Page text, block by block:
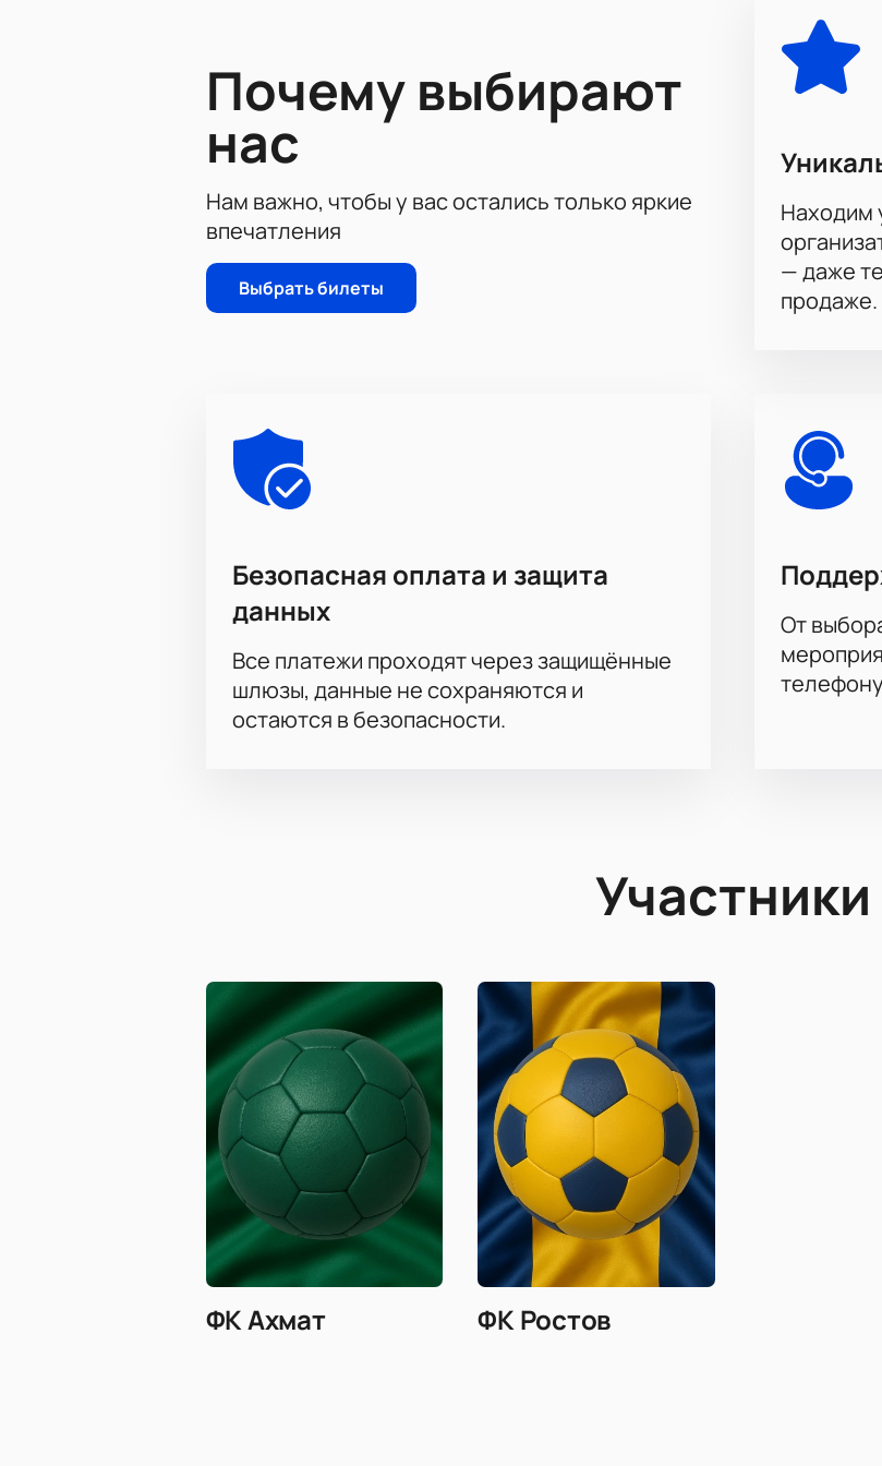
Купить билеты на матч 16-го тура чемпионата России «Ахмат» - «Ростов» можно
количество мест и оставьте заявку. После оплаты билеты поступят на вашу
Почему выбирают
нас
Нам важно, чтобы у вас остались только яркие
впечатления
Выбрать билеты
Находим
— даже
продаже.
Безопасная оплата и защита
данных
Все платежи проходят через защищённые
шлюзы, данные не сохраняются и
остаются в безопасности.
От
Участники
ФК Ахмат ФК Ростов